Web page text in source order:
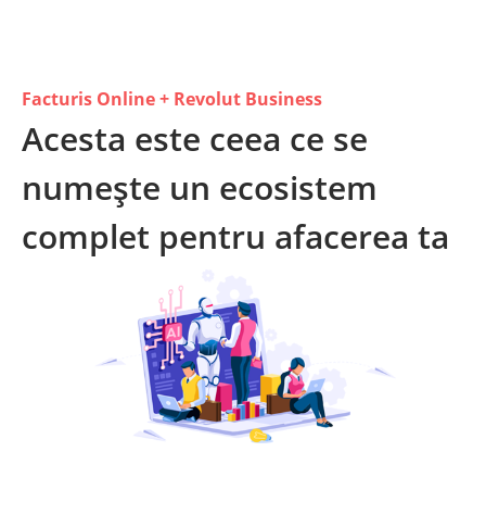
Facturis Online + Revolut Business
Acesta este ceea ce se
numește un ecosistem
complet pentru afacerea ta